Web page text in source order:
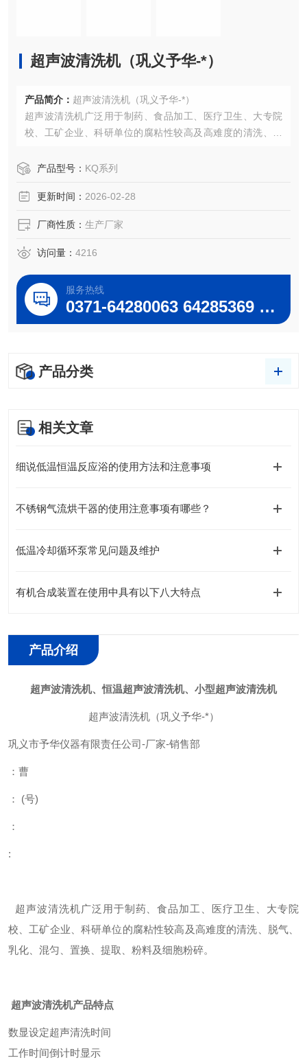
超声波清洗机（巩义予华-*）
产品简介： 超声波清洗机（巩义予华-*）
超声波清洗机广泛用于制药、食品加工、医疗卫生、大专院
校、工矿企业、科研单位的腐粘性较高及高难度的清洗、脱
配备不锈钢网球、降音盖、迷你阀门，经久耐用，内部为铜
产品型号： KQ系列
更新时间： 2026-02-28
厂商性质： 生产厂家
访问量： 4216
服务热线
0371-64280063 64285369 64285222
产品分类
相关文章
细说低温恒温反应浴的使用方法和注意事项
不锈钢气流烘干器的使用注意事项有哪些？
低温冷却循环泵常见问题及维护
有机合成装置在使用中具有以下八大特点
产品介绍
超声波清洗机、恒温超声波清洗机、小型超声波清洗机
超声波清洗机（巩义予华-*）
巩义市予华仪器有限责任公司-厂家-销售部
：曹
： (号)
：
:
超声波清洗机广泛用于制药、食品加工、医疗卫生、大专院
校、工矿企业、科研单位的腐粘性较高及高难度的清洗、脱气、
乳化、混匀、置换、提取、粉料及细胞粉碎。
超声波清洗机产品特点
数显设定超声清洗时间
工作时间倒计时显示